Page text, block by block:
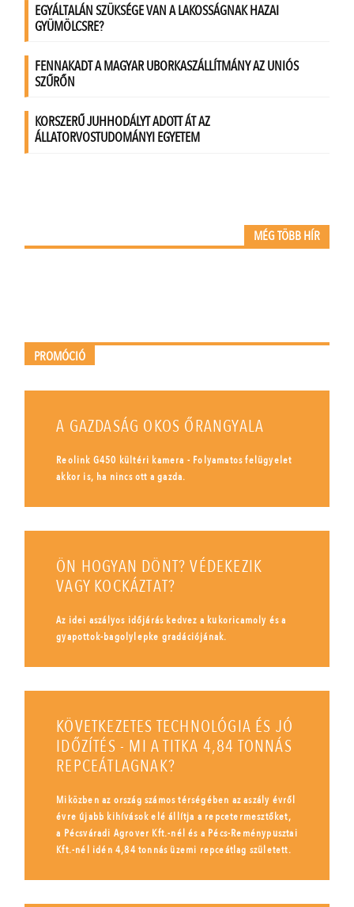
MÉG TÖBB HÍR
PROMÓCIÓ
A GAZDASÁG OKOS ŐRANGYALA
Reolink G450 kültéri kamera - Folyamatos felügyelet
akkor is, ha nincs ott a gazda.
ÖN HOGYAN DÖNT? VÉDEKEZIK
VAGY KOCKÁZTAT?
Az idei aszályos időjárás kedvez a kukoricamoly és a
gyapottok-bagolylepke gradációjának.
KÖVETKEZETES TECHNOLÓGIA ÉS JÓ
IDŐZÍTÉS - MI A TITKA 4,84 TONNÁS
REPCEÁTLAGNAK?
Miközben az ország számos térségében az aszály évről
évre újabb kihívások elé állítja a repcetermesztőket,
a Pécsváradi Agrover Kft.-nél és a Pécs-Reménypusztai
Kft.-nél idén 4,84 tonnás üzemi repceátlag született.